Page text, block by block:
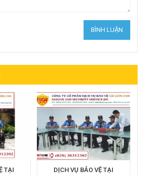
TẠI
DỊCH VỤ BẢO VỆ TẠI